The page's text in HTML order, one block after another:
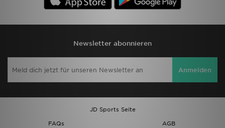
Newsletter abonnieren
Anmelden
JD Sports Seite
FAQs
AGB
Trending Styles